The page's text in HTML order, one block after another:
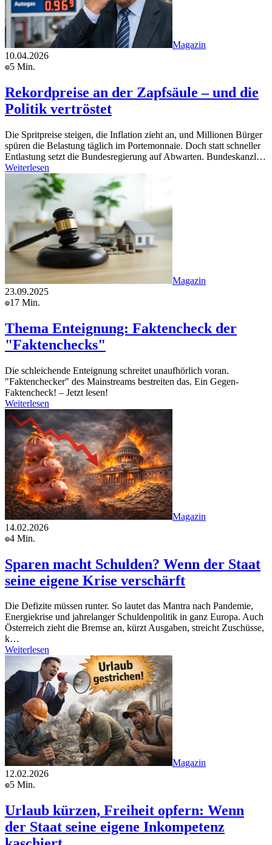
Magazin
10.04.2026
5 Min.
Rekordpreise an der Zapfsäule – und die
Politik vertröstet
Die Spritpreise steigen, die Inflation zieht an, und Millionen Bürger
spüren die Belastung täglich im Portemonnaie. Doch statt schneller
Entlastung setzt die Bundesregierung auf Abwarten. Bundeskanzl…
Weiterlesen
Magazin
23.09.2025
17 Min.
Thema Enteignung: Faktencheck der
"Faktenchecks"
Die schleichende Enteignung schreitet unaufhörlich voran.
"Faktenchecker" des Mainstreams bestreiten das. Ein Gegen-
Faktencheck! – Jetzt lesen!
Weiterlesen
Magazin
14.02.2026
4 Min.
Sparen macht Schulden? Wenn der Staat
seine eigene Krise verschärft
Die Defizite müssen runter. So lautet das Mantra nach Pandemie,
Energiekrise und jahrelanger Schuldenpolitik in ganz Europa. Auch
Österreich zieht die Bremse an, kürzt Ausgaben, streicht Zuschüsse,
k…
Weiterlesen
Magazin
12.02.2026
5 Min.
Urlaub kürzen, Freiheit opfern: Wenn
der Staat seine eigene Inkompetenz